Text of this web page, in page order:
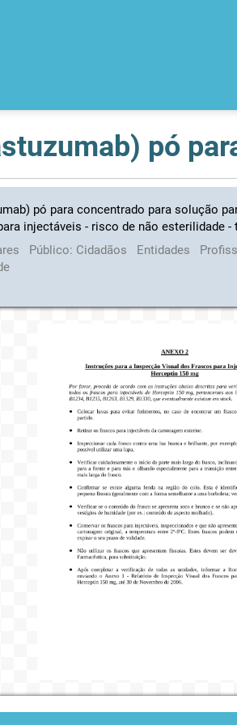
pó para concentrado para solução
injectáveis - risco de não esterilidade
Público: Cidadãos Entidades